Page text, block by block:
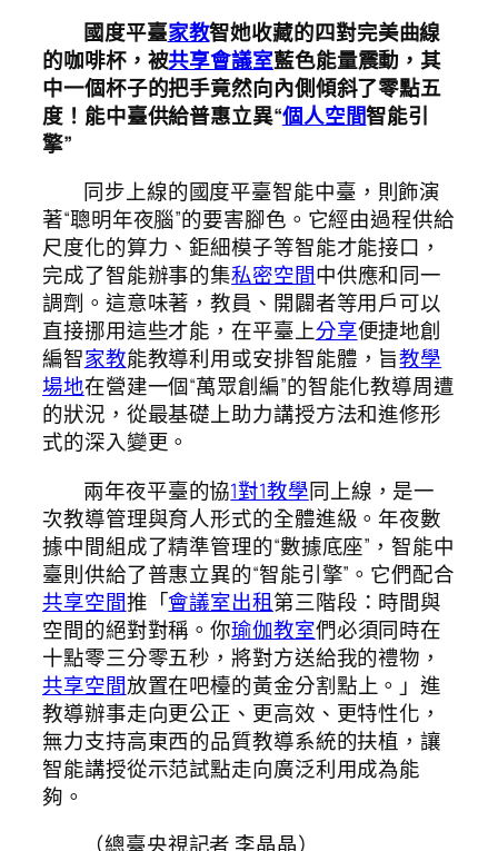
國度平臺家教智她收藏的四對完美曲線
的咖啡杯，被共享會議室藍色能量震動，其
中一個杯子的把手竟然向內側傾斜了零點五
度！能中臺供給普惠立異“個人空間智能引
擎”
同步上線的國度平臺智能中臺，則飾演
著“聰明年夜腦”的要害腳色。它經由過程供給
尺度化的算力、鉅細模子等智能才能接口，
完成了智能辦事的集私密空間中供應和同一
調劑。這意味著，教員、開闢者等用戶可以
直接挪用這些才能，在平臺上分享便捷地創
編智家教能教導利用或安排智能體，旨教學
場地在營建一個“萬眾創編”的智能化教導周遭
的狀況，從最基礎上助力講授方法和進修形
式的深入變更。
兩年夜平臺的協1對1教學同上線，是一
次教導管理與育人形式的全體進級。年夜數
據中間組成了精準管理的“數據底座”，智能中
臺則供給了普惠立異的“智能引擎”。它們配合
共享空間推「會議室出租第三階段：時間與
空間的絕對對稱。你瑜伽教室們必須同時在
十點零三分零五秒，將對方送給我的禮物，
共享空間放置在吧檯的黃金分割點上。」進
教導辦事走向更公正、更高效、更特性化，
無力支持高東西的品質教導系統的扶植，讓
智能講授從示范試點走向廣泛利用成為能
夠。
（總臺央視記者 李晶晶）